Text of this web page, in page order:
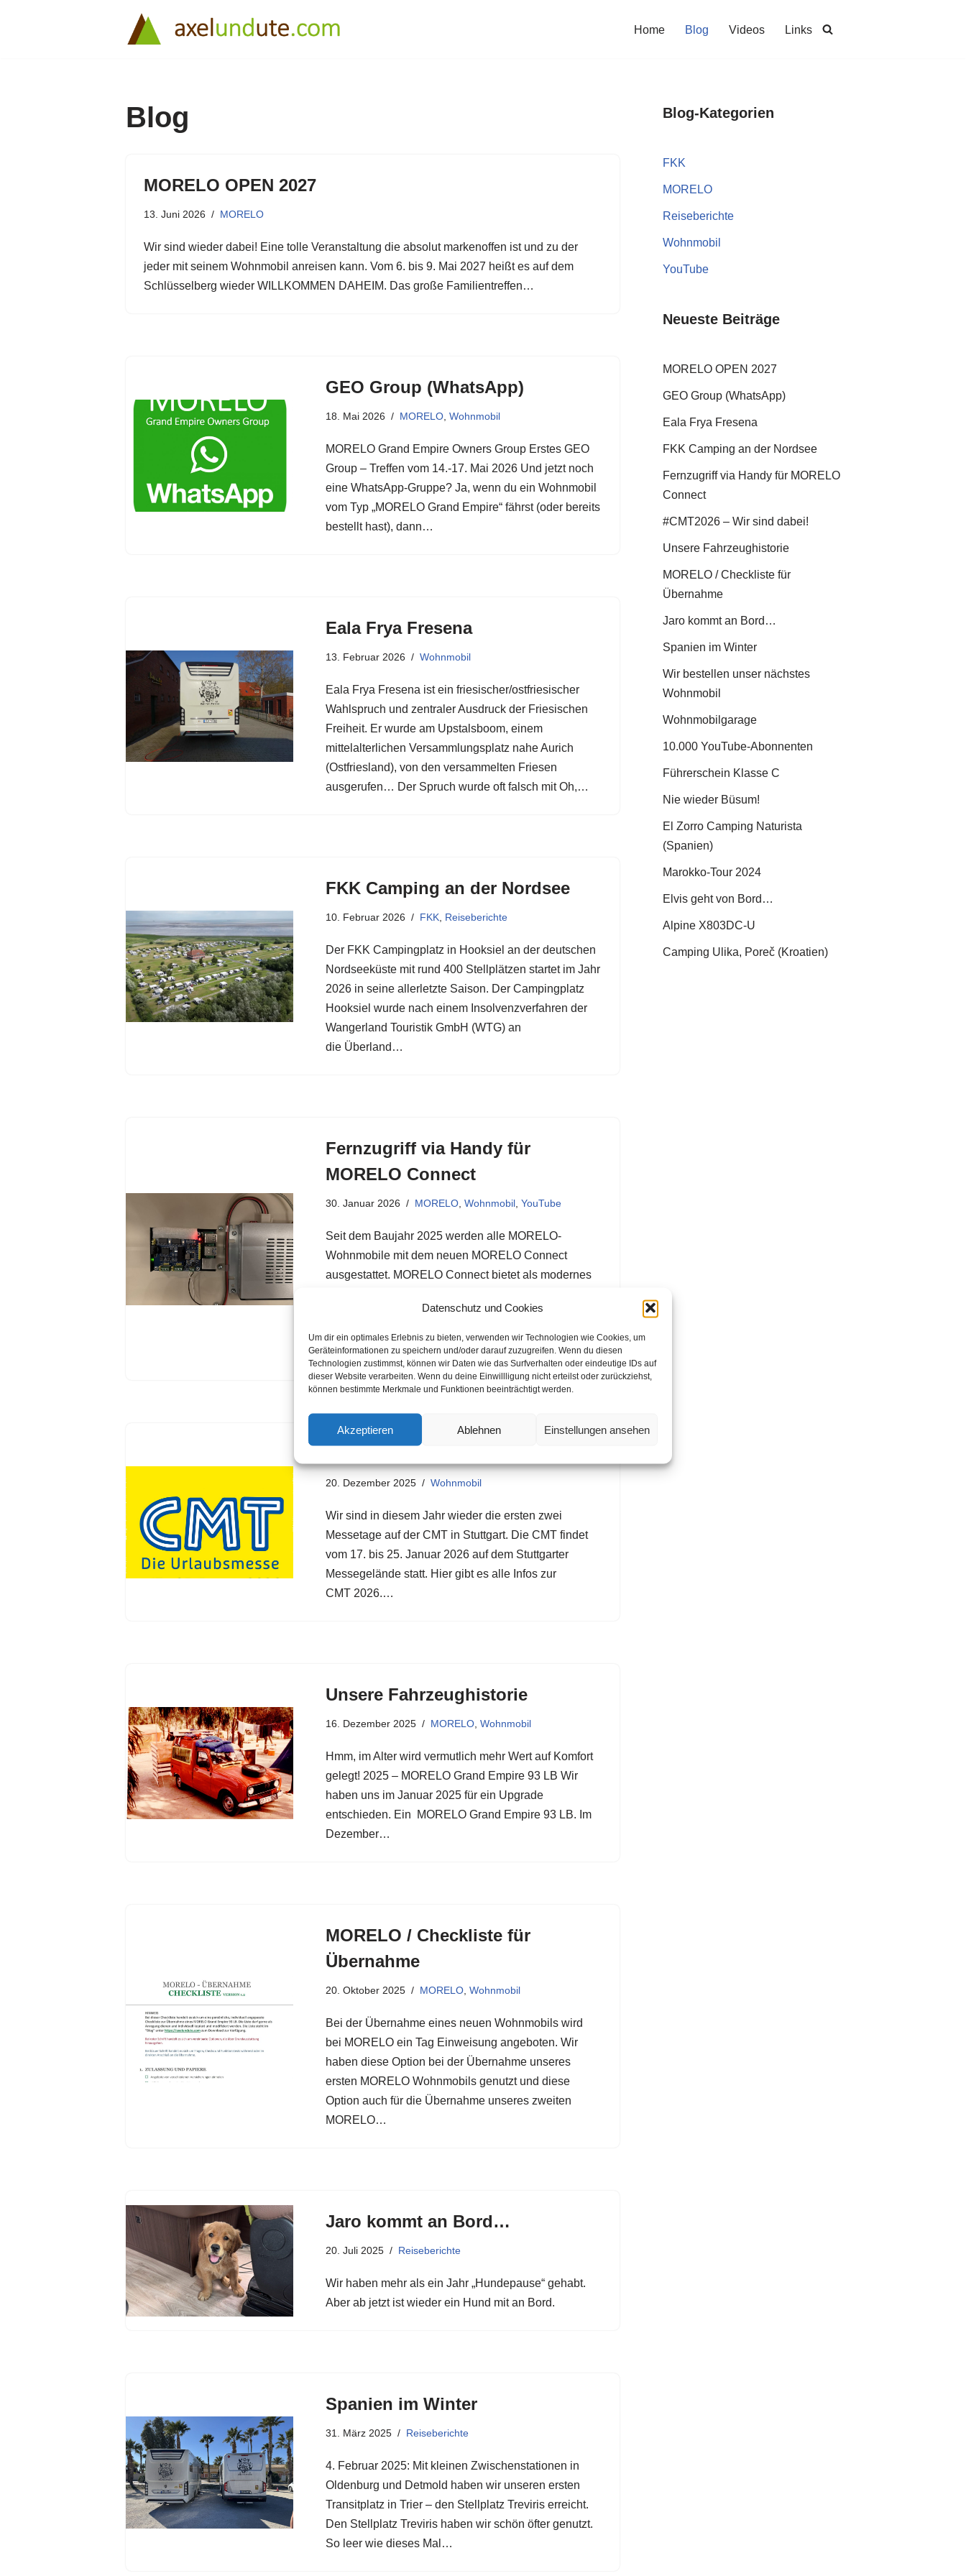
Datenschutz und Cookies
Um dir ein optimales Erlebnis zu bieten, verwenden wir Technologien wie Cookies, um
Geräteinformationen zu speichern und/oder darauf zuzugreifen. Wenn du diesen
Technologien zustimmst, können wir Daten wie das Surfverhalten oder eindeutige IDs auf
dieser Website verarbeiten. Wenn du deine Einwillligung nicht erteilst oder zurückziehst,
können bestimmte Merkmale und Funktionen beeinträchtigt werden.
Akzeptieren Ablehnen Einstellungen ansehen
Home Blog Videos Links
Blog
MORELO OPEN 2027
13. Juni 2026 MORELO
Wir sind wieder dabei! Eine tolle Veranstaltung die absolut markenoffen ist und zu der
jeder mit seinem Wohnmobil anreisen kann. Vom 6. bis 9. Mai 2027 heißt es auf dem
Schlüsselberg wieder WILLKOMMEN DAHEIM. Das große Familientreffen…
GEO Group (WhatsApp)
18. Mai 2026 MORELO,Wohnmobil
MORELO Grand Empire Owners Group Erstes GEO
Group – Treffen vom 14.-17. Mai 2026 Und jetzt noch
eine WhatsApp-Gruppe? Ja, wenn du ein Wohnmobil
vom Typ „MORELO Grand Empire“ fährst (oder bereits
bestellt hast), dann…
Eala Frya Fresena
13. Februar 2026 Wohnmobil
Eala Frya Fresena ist ein friesischer/ostfriesischer
Wahlspruch und zentraler Ausdruck der Friesischen
Freiheit. Er wurde am Upstalsboom, einem
mittelalterlichen Versammlungsplatz nahe Aurich
(Ostfriesland), von den versammelten Friesen
ausgerufen… Der Spruch wurde oft falsch mit Oh,…
FKK Camping an der Nordsee
10. Februar 2026 FKK, Reiseberichte
Der FKK Campingplatz in Hooksiel an der deutschen
Nordseeküste mit rund 400 Stellplätzen startet im Jahr
2026 in seine allerletzte Saison. Der Campingplatz
Hooksiel wurde nach einem Insolvenzverfahren der
Wangerland Touristik GmbH (WTG) an
die Überland…
Fernzugriff via Handy für
MORELO Connect
30. Januar 2026 MORELO,Wohnmobil,YouTube
Seit dem Baujahr 2025 werden alle MORELO-
Wohnmobile mit dem neuen MORELO Connect
ausgestattet. MORELO Connect bietet als modernes
Steuerung des Wohnmobil-Aufbaus. Licht, Jalousien,
Elektrik, Klimaanlage, Alde-Heizung, Treppe, TV-Lift,
Außenklappen…
20. Dezember 2025 Wohnmobil
Wir sind in diesem Jahr wieder die ersten zwei
Messetage auf der CMT in Stuttgart. Die CMT findet
vom 17. bis 25. Januar 2026 auf dem Stuttgarter
Messegelände statt. Hier gibt es alle Infos zur
CMT 2026.…
Unsere Fahrzeughistorie
16. Dezember 2025 MORELO,Wohnmobil
Hmm, im Alter wird vermutlich mehr Wert auf Komfort
gelegt! 2025 – MORELO Grand Empire 93 LB Wir
haben uns im Januar 2025 für ein Upgrade
entschieden. Ein MORELO Grand Empire 93 LB. Im
Dezember…
MORELO / Checkliste für
Übernahme
20. Oktober 2025 MORELO,Wohnmobil
Bei der Übernahme eines neuen Wohnmobils wird
bei MORELO ein Tag Einweisung angeboten. Wir
haben diese Option bei der Übernahme unseres
ersten MORELO Wohnmobils genutzt und diese
Option auch für die Übernahme unseres zweiten
MORELO…
Jaro kommt an Bord…
20. Juli 2025 Reiseberichte
Wir haben mehr als ein Jahr „Hundepause“ gehabt.
Aber ab jetzt ist wieder ein Hund mit an Bord.
Spanien im Winter
31. März 2025 Reiseberichte
4. Februar 2025: Mit kleinen Zwischenstationen in
Oldenburg und Detmold haben wir unseren ersten
Transitplatz in Trier – den Stellplatz Treviris erreicht.
Den Stellplatz Treviris haben wir schön öfter genutzt.
So leer wie dieses Mal…
Blog-Kategorien
FKK
MORELO
Reiseberichte
Wohnmobil
YouTube
Neueste Beiträge
MORELO OPEN 2027
GEO Group (WhatsApp)
Eala Frya Fresena
FKK Camping an der Nordsee
Fernzugriff via Handy für MORELO
Connect
#CMT2026 – Wir sind dabei!
Unsere Fahrzeughistorie
MORELO / Checkliste für
Übernahme
Jaro kommt an Bord…
Spanien im Winter
Wir bestellen unser nächstes
Wohnmobil
Wohnmobilgarage
10.000 YouTube-Abonnenten
Führerschein Klasse C
Nie wieder Büsum!
El Zorro Camping Naturista
(Spanien)
Marokko-Tour 2024
Elvis geht von Bord…
Alpine X803DC-U
Camping Ulika, Poreč (Kroatien)